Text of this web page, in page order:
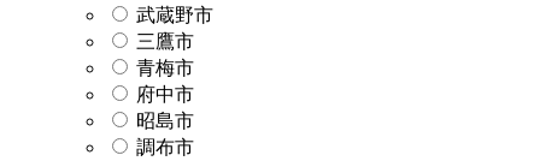
武蔵野市
三鷹市
青梅市
府中市
昭島市
調布市